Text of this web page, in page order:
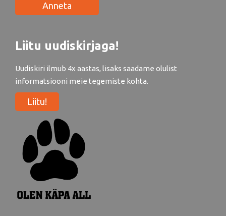
Anneta
Liitu uudiskirjaga!
Uudiskiri ilmub 4x aastas, lisaks saadame olulist
informatsiooni meie tegemiste kohta.
Liitu!